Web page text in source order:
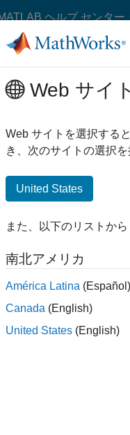
ヘルプ センター
ーションのホーム
ンジニアリング
Architectures
Web サイ
Web サイトを選択する
き、次のサイトの選択
United States
また、以下のリストか
南北アメリカ
América Latina (Español)
Canada (English)
United States (English)